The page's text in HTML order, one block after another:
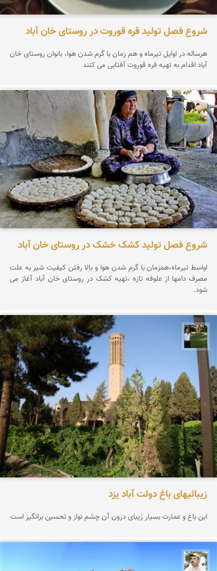
شروع فصل تولید قره قوروت در روستای خان آباد
هرساله در اوایل تیرماه و هم زمان با گرم شدن هوا، بانوان روستای خان
آباد اقدام به تهیه قره قوروت آفتابی می کنند
تقی قاسمی
شروع فصل تولید کشک خشک در روستای خان آباد
اواسط تیرماه،همزمان با گرم شدن هوا و بالا رفتن کیفیت شیر به علت
مصرف دامها از علوفه تازه ،تهیه کشک در روستای خان آباد آغاز می
شود.
زیبائیهای باغ دولت آباد یزد
این باغ و عمارت بسیار زیبای درون آن چشم نواز و تحسین برانگیز است